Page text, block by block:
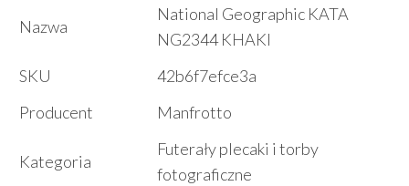
Nazwa
National Geographic KATA
NG2344 KHAKI
SKU
42b6f7efce3a
Producent
Manfrotto
Kategoria
Futerały plecaki i torby
fotograficzne